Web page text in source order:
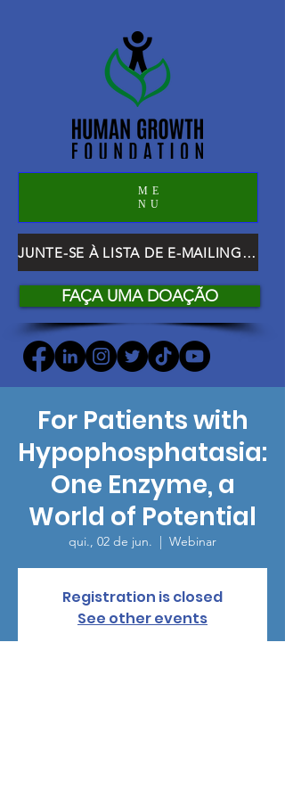
ME
NU
JUNTE-SE À LISTA DE E-MAILING DO HGF
FAÇA UMA DOAÇÃO
For Patients with
Hypophosphatasia:
One Enzyme, a
World of Potential
qui., 02 de jun.
  |
Webinar
Registration is closed
See other events